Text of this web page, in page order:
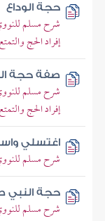
حجة الوداع
شرح مسلم
إفراد الحج
صفة حجة
شرح مسلم
إفراد الحج
اغتسلي
شرح مسلم
حجة النبي
شرح مسلم